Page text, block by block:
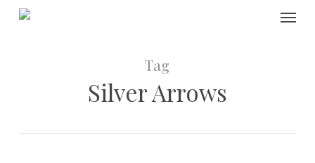
Skip
Tag
Silver Arrows